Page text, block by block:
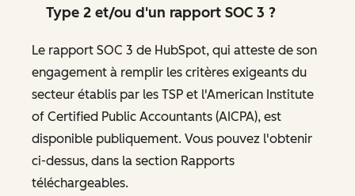
Type 2 et/ou d'un rapport SOC 3 ?
Le rapport SOC 3 de HubSpot, qui atteste de son
engagement à remplir les critères exigeants du
secteur établis par les TSP et l'American Institute
of Certified Public Accountants (AICPA), est
disponible publiquement. Vous pouvez l'obtenir
ci-dessus, dans la section Rapports
téléchargeables.